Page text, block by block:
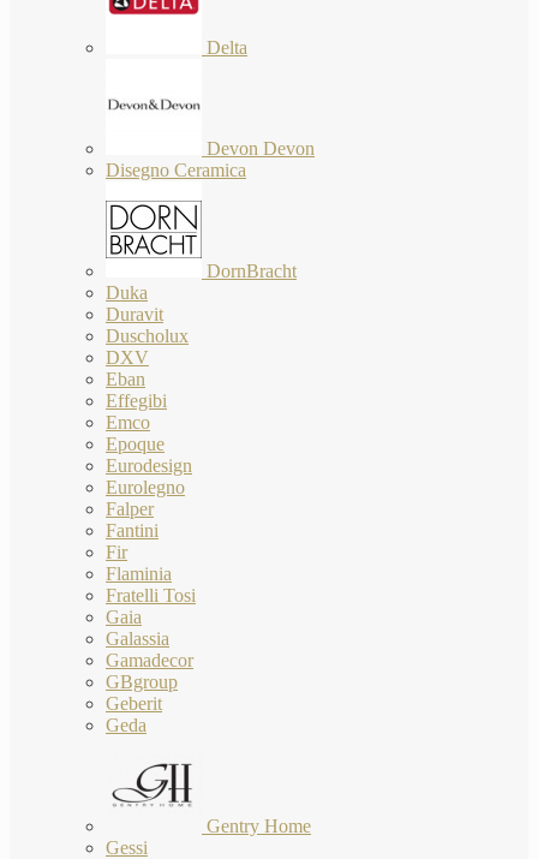
Delta
Devon Devon
Disegno Ceramica
DornBracht
Duka
Duravit
Duscholux
DXV
Eban
Effegibi
Emco
Epoque
Eurodesign
Eurolegno
Falper
Fantini
Fir
Flaminia
Fratelli Tosi
Gaia
Galassia
Gamadecor
GBgroup
Geberit
Geda
Gentry Home
Gessi